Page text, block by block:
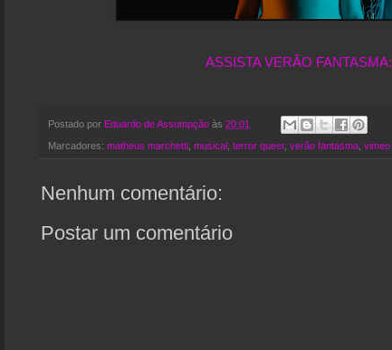
ASSISTA VERÃO FANTASMA:
Postado por Eduardo de Assumpção às 20:01
Marcadores: matheus marchetti musical terror queer, verão fantasma vimeo
Nenhum comentário:
Postar um comentário